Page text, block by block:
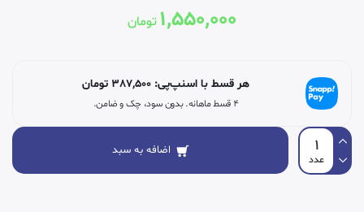
1,550,000تومان
هر قسط با اسنپ‌پی: 387,500 تومان
۴ قسط ماهانه. بدون سود، چک و ضامن.
اضافه به سبد